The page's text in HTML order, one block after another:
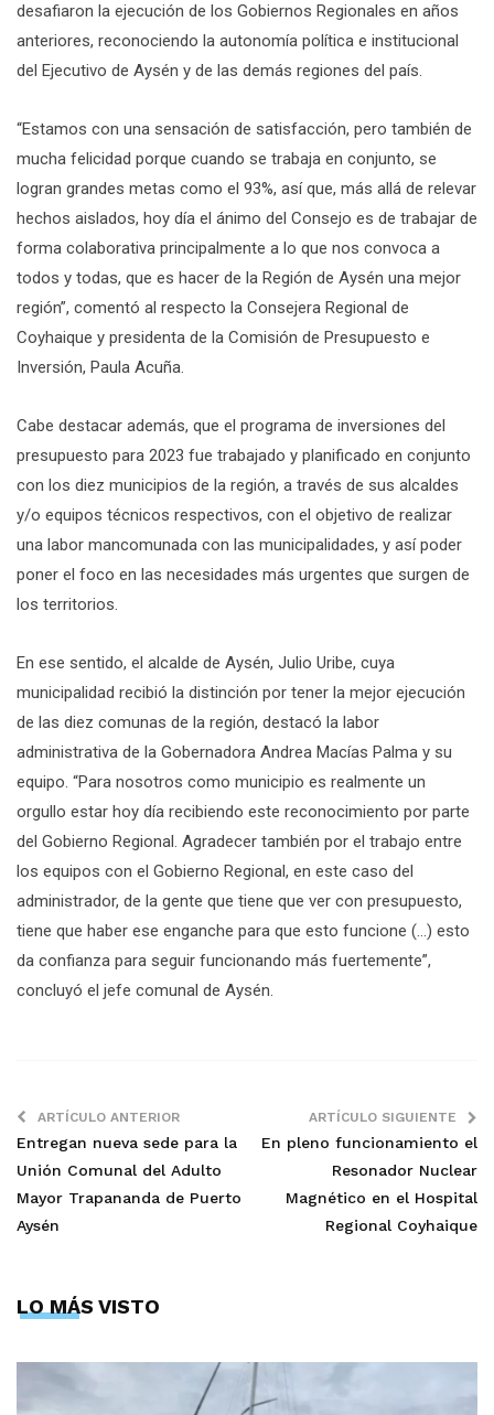
desafiaron la ejecución de los Gobiernos Regionales en años
anteriores, reconociendo la autonomía política e institucional
del Ejecutivo de Aysén y de las demás regiones del país.
“Estamos con una sensación de satisfacción, pero también de
mucha felicidad porque cuando se trabaja en conjunto, se
logran grandes metas como el 93%, así que, más allá de relevar
hechos aislados, hoy día el ánimo del Consejo es de trabajar de
forma colaborativa principalmente a lo que nos convoca a
todos y todas, que es hacer de la Región de Aysén una mejor
región”, comentó al respecto la Consejera Regional de
Coyhaique y presidenta de la Comisión de Presupuesto e
Inversión, Paula Acuña.
Cabe destacar además, que el programa de inversiones del
presupuesto para 2023 fue trabajado y planificado en conjunto
con los diez municipios de la región, a través de sus alcaldes
y/o equipos técnicos respectivos, con el objetivo de realizar
una labor mancomunada con las municipalidades, y así poder
poner el foco en las necesidades más urgentes que surgen de
los territorios.
En ese sentido, el alcalde de Aysén, Julio Uribe, cuya
municipalidad recibió la distinción por tener la mejor ejecución
de las diez comunas de la región, destacó la labor
administrativa de la Gobernadora Andrea Macías Palma y su
equipo. “Para nosotros como municipio es realmente un
orgullo estar hoy día recibiendo este reconocimiento por parte
del Gobierno Regional. Agradecer también por el trabajo entre
los equipos con el Gobierno Regional, en este caso del
administrador, de la gente que tiene que ver con presupuesto,
tiene que haber ese enganche para que esto funcione (…) esto
da confianza para seguir funcionando más fuertemente”,
concluyó el jefe comunal de Aysén.
ARTÍCULO ANTERIOR
Entregan nueva sede para la
Unión Comunal del Adulto
Mayor Trapananda de Puerto
Aysén
ARTÍCULO SIGUIENTE
En pleno funcionamiento el
Resonador Nuclear
Magnético en el Hospital
Regional Coyhaique
LO MÁS VISTO